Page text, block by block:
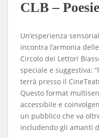
CLB –
Un’esperienza
incontra l’armonia
Circolo dei Lettori
speciale e suggestiva:
terrà presso il
Questo format
accessibile e
un pubblico che va
includendo gli amanti